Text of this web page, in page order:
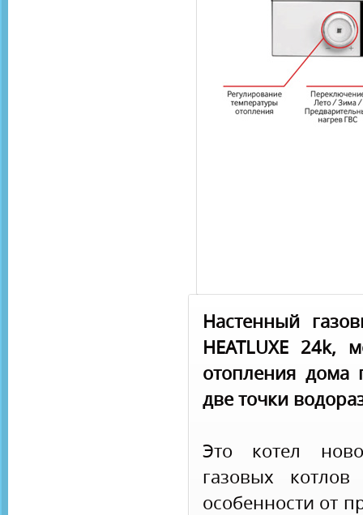
Настенный
HEATLUXE 24k,
отопления
две точки
Это котел
газовых котлов
особенности от